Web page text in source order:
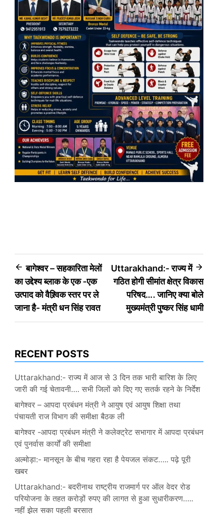
Post
navigation
बागेश्वर – सहकारिता मेलों
का उद्देश्य ब्लाक के एक -एक
उत्पाद को वैश्र्विक स्तर पर ले
जाना है- मंत्री धन सिंह रावत
Uttarakhand:- राज्य में
गठित होगी सीमांत क्षेत्र विकास
परिषद…. जानिए क्या बोले
मुख्यमंत्री पुष्कर सिंह धामी
RECENT POSTS
Uttarakhand:- राज्य में आज से 3 दिन तक भारी बारिश के लिए
जारी की गई चेतावनी…. सभी जिलों को दिए गए सतर्क रहने के निर्देश
बागेश्वर – आपदा प्रबंधन मंत्री ने आयुष एवं आयुष शिक्षा तथा
पंचायती राज विभाग की समीक्षा बैठक ली
बागेश्वर -आपदा प्रबंधन मंत्री ने कलेक्ट्रेट सभागार में आपदा प्रबंधन
एवं पुनर्वास कार्यों की समीक्षा
अल्मोड़ा:- मानसून के बीच गहरा रहा है पेयजल संकट….. पढ़े पूरी
खबर
Uttarakhand:- बदरीनाथ राष्ट्रीय राजमार्ग पर ऑल वेदर रोड
परियोजना के तहत करोड़ों रुपए की लागत से हुआ सुधारीकरण…..
नहीं झेल सका पहली बरसात